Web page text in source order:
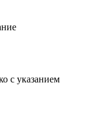
с указанием